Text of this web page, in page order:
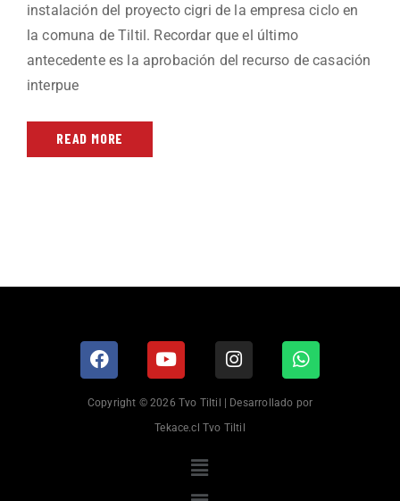
instalación del proyecto cigri de la empresa ciclo en
la comuna de Tiltil. Recordar que el último
antecedente es la aprobación del recurso de casación
interpue
READ MORE
Copyright © 2026 Tvo Tiltil | Desarrollado por
Tekace.cl Tvo Tiltil